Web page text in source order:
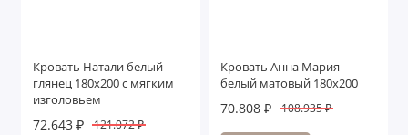
Кровать Натали белый
глянец 180х200 с мягким
изголовьем
72.643 ₽ 121.072 ₽
Кровать Анна Мария
белый матовый 180х200
70.808 ₽ 108.935 ₽